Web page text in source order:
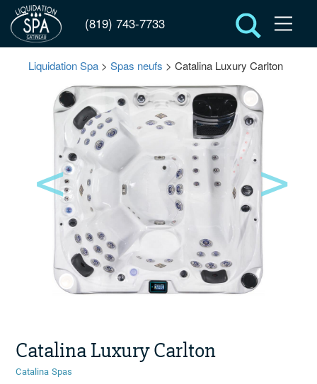
(819) 743-7733
Liquidation Spa >Spas neufs > Catalina Luxury Carlton
Catalina Luxury Carlton
Catalina Spas